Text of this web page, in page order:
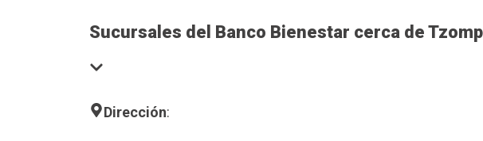
Sucursales del Banco Bienestar cerca de
Dirección: